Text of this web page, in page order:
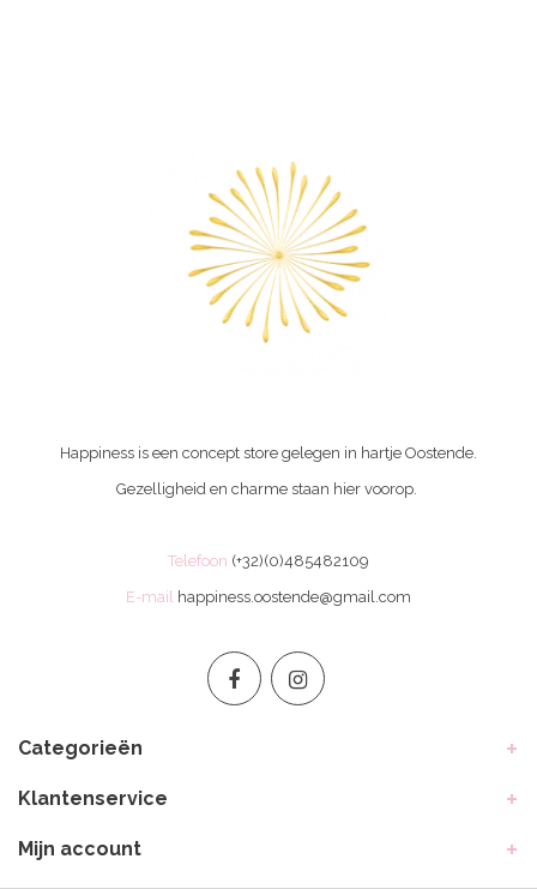
Happiness is een concept store gelegen in hartje Oostende.
Gezelligheid en charme staan hier voorop.
Telefoon (+32)(0)485482109
E-mail happiness.oostende@gmail.com
Categorieën
Klantenservice
Mijn account